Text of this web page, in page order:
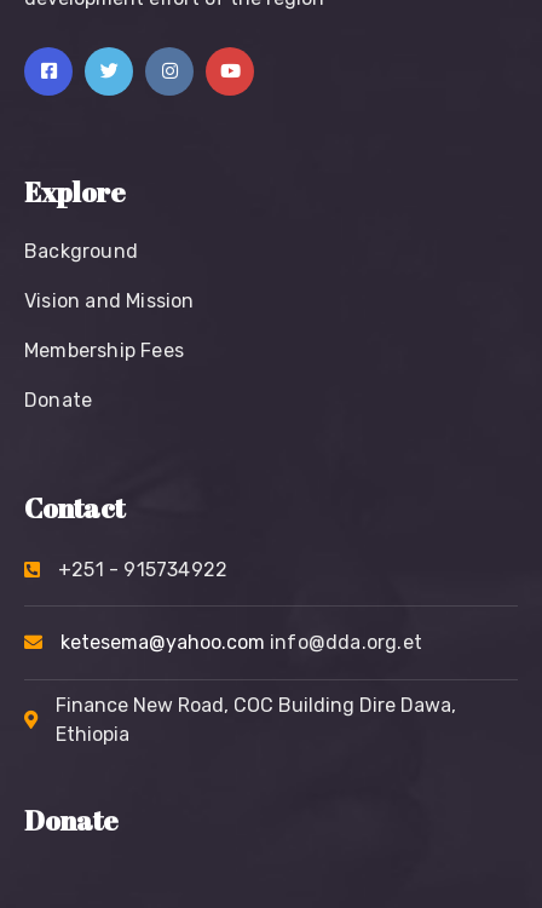
Explore
Background
Vision and Mission
Membership Fees
Donate
Contact
+251 - 915734922
ketesema@yahoo.com info@dda.org.et
Finance New Road, COC Building Dire Dawa,
Ethiopia
Donate